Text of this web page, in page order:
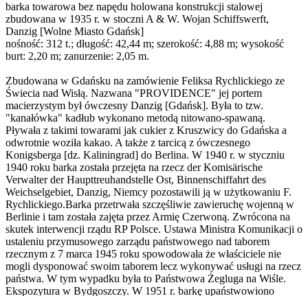
barka towarowa bez napędu holowana konstrukcji stalowej
zbudowana w 1935 r. w stoczni A & W. Wojan Schiffswerft,
Danzig [Wolne Miasto Gdańsk]
nośność: 312 t.; długość: 42,44 m; szerokość: 4,88 m; wysokość
burt: 2,20 m; zanurzenie: 2,05 m.
Zbudowana w Gdańsku na zamówienie Feliksa Rychlickiego ze
Świecia nad Wisłą. Nazwana "PROVIDENCE" jej portem
macierzystym był ówczesny Danzig [Gdańsk]. Była to tzw.
"kanałówka" kadłub wykonano metodą nitowano-spawaną.
Pływała z takimi towarami jak cukier z Kruszwicy do Gdańska a
odwrotnie woziła kakao. A także z tarcicą z ówczesnego
Konigsberga [dz. Kaliningrad] do Berlina. W 1940 r. w styczniu
1940 roku barka została przejęta na rzecz der Komisärische
Verwalter der Haupttreuhandstelle Ost, Binnenschiffahrt des
Weichselgebiet, Danzig, Niemcy pozostawili ją w użytkowaniu F.
Rychlickiego.Barka przetrwała szczęśliwie zawieruchę wojenną w
Berlinie i tam została zajęta przez Armię Czerwoną. Zwrócona na
skutek interwencji rządu RP Polsce. Ustawa Ministra Komunikacji o
ustaleniu przymusowego zarządu państwowego nad taborem
rzecznym z 7 marca 1945 roku spowodowała że właściciele nie
mogli dysponować swoim taborem lecz wykonywać usługi na rzecz
państwa. W tym wypadku była to Państwowa Żegluga na Wiśle.
Ekspozytura w Bydgoszczy. W 1951 r. barkę upaństwowiono